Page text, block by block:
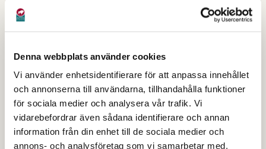
Denna webbplats använder cookies
Vi använder enhetsidentifierare för att anpassa innehållet
och annonserna till användarna, tillhandahålla funktioner
för sociala medier och analysera vår trafik. Vi
vidarebefordrar även sådana identifierare och annan
information från din enhet till de sociala medier och
annons- och analysföretag som vi samarbetar med.
i enskild regi.
Hög trivsel och goda
resultat
Bildningsförvaltningens uppdrag är att se till att barn
och elever får så goda kunskaper och förutsättningar
som möjligt för att klara framtidens utmaningar.